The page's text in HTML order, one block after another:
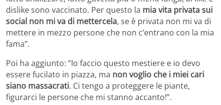
dislike sono vaccinato. Per questo la mia vita privata sui
social non mi va di mettercela, se è privata non mi va di
mettere in mezzo persone che non c’entrano con la mia
fama”.
Poi ha aggiunto: “Io faccio questo mestiere e io devo
essere fucilato in piazza, ma non voglio che i miei cari
siano massacrati. Ci tengo a proteggere le piante,
figurarci le persone che mi stanno accanto!”.